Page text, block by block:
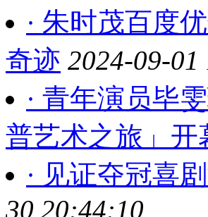
· 朱时茂百度
奇迹 2024-09-01
· 青年演员毕
普艺术之旅」开
· 见证夺冠喜
30 20:44:10